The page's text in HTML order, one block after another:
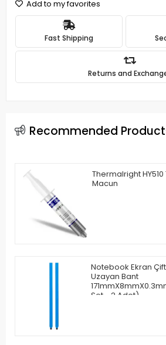
Add to my favorites
Fast Shipping
Returns and
Recommended
Thermalright
Macun
Notebook Ekran Çift
Uzayan Bant
Set - 2 Adet)